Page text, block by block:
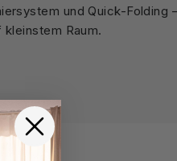
und Quick-Folding
kleinstem Raum.